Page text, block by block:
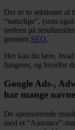
Der er to sektioner af
“naturlige”, (som
nederst på
gennem SEO.
Her kan du lære,
fungerer, og hvorfor
Google Ads-,
har mange navne
De sponsorerede
med et “Annonce”-